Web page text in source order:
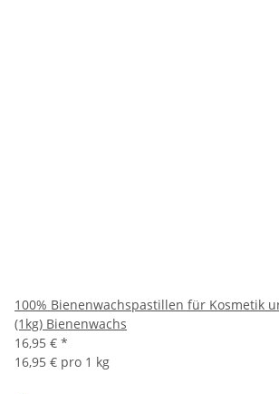
100% Bienenwachspastillen für Kosmetik
(1kg) Bienenwachs
16,95 € *
16,95 € pro 1 kg